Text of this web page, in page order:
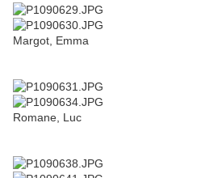
Margot, Emma
Romane, Luc